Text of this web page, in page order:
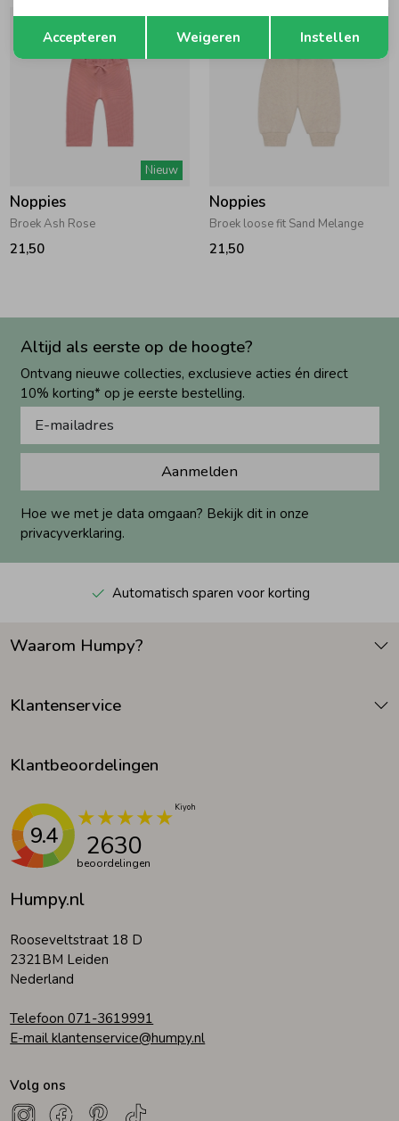
Nieuw
Noppies
Broek Ash Rose
21,50
Noppies
Broek loose fit Sand Melange
21,50
Altijd als eerste op de hoogte?
Ontvang nieuwe collecties, exclusieve acties én direct
10% korting* op je eerste bestelling.
Aanmelden
Hoe we met je data omgaan? Bekijk dit in onze
privacyverklaring.
Automatisch sparen voor korting
Humpy.nl
Rooseveltstraat 18 D
2321BM Leiden
Nederland
Telefoon 071-3619991
E-mail klantenservice@humpy.nl
Waarom Humpy?
Klantenservice
Klantbeoordelingen
9.4 2630
beoordelingen
Volg ons
Opslaan
Accepteren Weigeren Instellen